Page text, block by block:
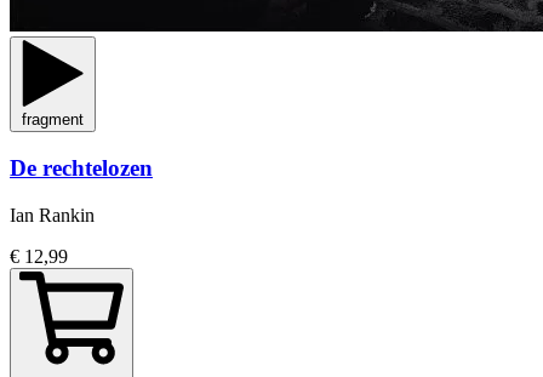
fragment
De rechtelozen
Ian Rankin
€ 12,99